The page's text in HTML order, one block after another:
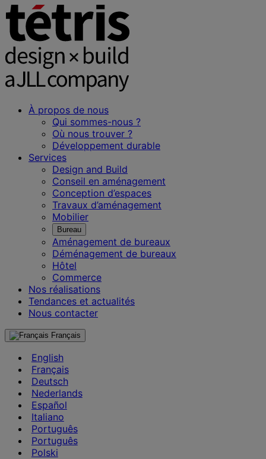
À propos de nous
Qui sommes-nous ?
Où nous trouver ?
Développement durable
Services
Design and Build
Conseil en aménagement
Conception d’espaces
Travaux d’aménagement
Mobilier
Bureau
Aménagement de bureaux
Déménagement de bureaux
Hôtel
Commerce
Nos réalisations
Tendances et actualités
Nous contacter
Français
English
Français
Deutsch
Nederlands
Español
Italiano
Português
Português
Polski